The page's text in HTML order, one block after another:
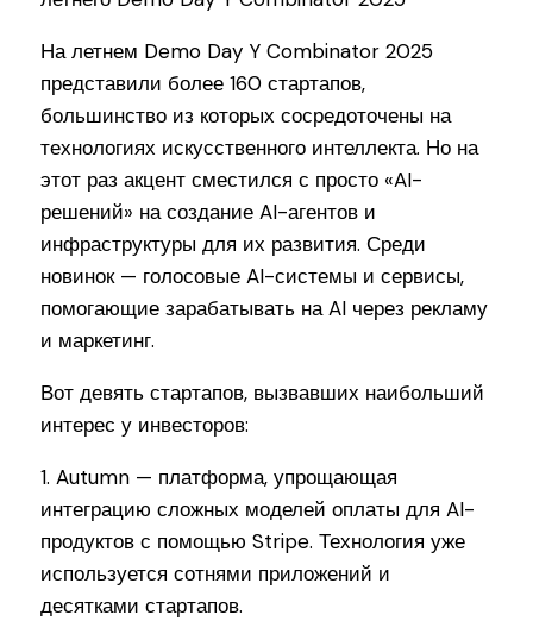
На летнем Demo Day Y Combinator 2025
представили более 160 стартапов,
большинство из которых сосредоточены на
технологиях искусственного интеллекта. Но на
этот раз акцент сместился с просто «AI-
решений» на создание AI-агентов и
инфраструктуры для их развития. Среди
новинок — голосовые AI-системы и сервисы,
помогающие зарабатывать на AI через рекламу
и маркетинг.
Вот девять стартапов, вызвавших наибольший
интерес у инвесторов:
1. Autumn — платформа, упрощающая
интеграцию сложных моделей оплаты для AI-
продуктов с помощью Stripe. Технология уже
используется сотнями приложений и
десятками стартапов.